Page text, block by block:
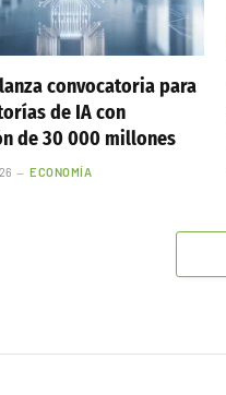
convocatoria para
de IA con
de 30 000 millones
ECONOMÍA